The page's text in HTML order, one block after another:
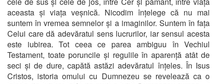
aceasta și viața veșnică. Nicodim înțelege că nu mai
suntem în vremea semnelor și a imaginilor. Suntem în fața
Celui care dă adevăratul sens lucrurilor, iar sensul acesta
este iubirea. Tot ceea ce parea ambiguu în Vechiul
Testament, toate poruncile și regulile în aparență atât de
seci și de dure, capătă astăzi adevăratul înțeles. În Isus
Cristos, istoria omului cu Dumnezeu se revelează ca o